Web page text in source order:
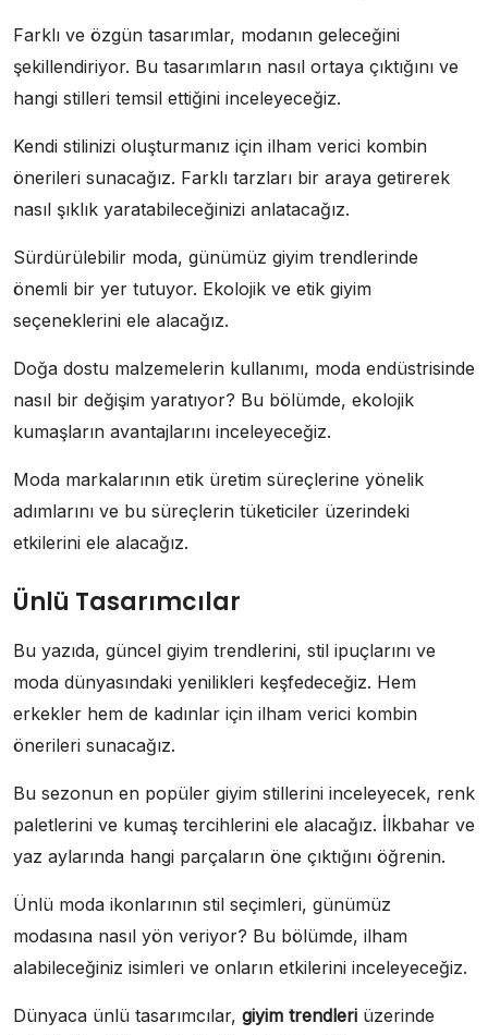
Farklı ve özgün tasarımlar, modanın geleceğini
şekillendiriyor. Bu tasarımların nasıl ortaya çıktığını ve
hangi stilleri temsil ettiğini inceleyeceğiz.
Kendi stilinizi oluşturmanız için ilham verici kombin
önerileri sunacağız. Farklı tarzları bir araya getirerek
nasıl şıklık yaratabileceğinizi anlatacağız.
Sürdürülebilir moda, günümüz giyim trendlerinde
önemli bir yer tutuyor. Ekolojik ve etik giyim
seçeneklerini ele alacağız.
Doğa dostu malzemelerin kullanımı, moda endüstrisinde
nasıl bir değişim yaratıyor? Bu bölümde, ekolojik
kumaşların avantajlarını inceleyeceğiz.
Moda markalarının etik üretim süreçlerine yönelik
adımlarını ve bu süreçlerin tüketiciler üzerindeki
etkilerini ele alacağız.
Ünlü Tasarımcılar
Bu yazıda, güncel giyim trendlerini, stil ipuçlarını ve
moda dünyasındaki yenilikleri keşfedeceğiz. Hem
erkekler hem de kadınlar için ilham verici kombin
önerileri sunacağız.
Bu sezonun en popüler giyim stillerini inceleyecek, renk
paletlerini ve kumaş tercihlerini ele alacağız. İlkbahar ve
yaz aylarında hangi parçaların öne çıktığını öğrenin.
Ünlü moda ikonlarının stil seçimleri, günümüz
modasına nasıl yön veriyor? Bu bölümde, ilham
alabileceğiniz isimleri ve onların etkilerini inceleyeceğiz.
Dünyaca ünlü tasarımcılar, giyim trendleri üzerinde